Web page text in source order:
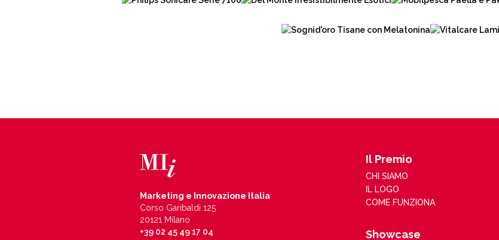
Marketing e Innovazione Italia
Corso Garibaldi 125
20121 Milano
+39 02 45 49 17 04
Il Premio
CHI SIAMO
IL LOGO
COME FUNZIONA
Showcase